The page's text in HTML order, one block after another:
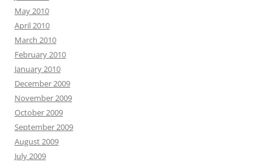
May 2010
April 2010
March 2010
February 2010
January 2010
December 2009
November 2009
October 2009
September 2009
August 2009
July 2009